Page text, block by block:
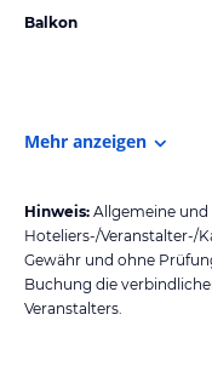
Balkon
Mehr anzeigen
Hinweis: Allgemeine
Hoteliers-/Veranstalter-/
Gewähr und ohne
Buchung die
Veranstalters.